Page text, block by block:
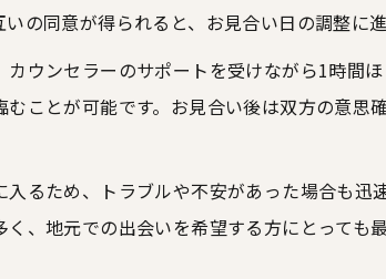
結婚相談所の活動事例から学ぶ成婚への
お見合い成功に導くプロフィール作成の極意
結婚相談所で好印象を与えるプロフィー
自己紹介文で伝える結婚相談所利用者の
相談所で信頼されるプロフィール改善の
の同意が得られると、お見合い日の調整に進
ウンセラーのサポートを受けながら1時間
ことが可能です。お見合い後は双方の意
るため、トラブルや不安があった場合も
、地元での出会いを希望する方にとっても